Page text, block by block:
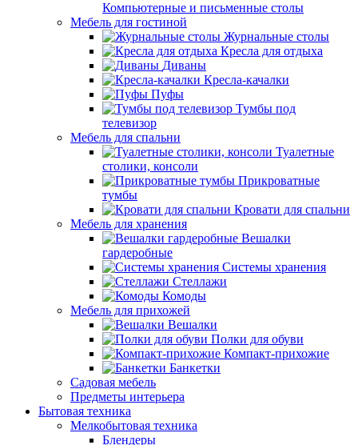
Компьютерные и письменные столы
Мебель для гостиной
Журнальные столы
Кресла для отдыха
Диваны
Кресла-качалки
Пуфы
Тумбы под
телевизор
Мебель для спальни
Туалетные
столики, консоли
Прикроватные
тумбы
Кровати для спальни
Мебель для хранения
Вешалки
гардеробные
Системы хранения
Стеллажи
Комоды
Мебель для прихожей
Вешалки
Полки для обуви
Компакт-прихожие
Банкетки
Садовая мебель
Предметы интерьера
Бытовая техника
Мелкобытовая техника
Блендеры